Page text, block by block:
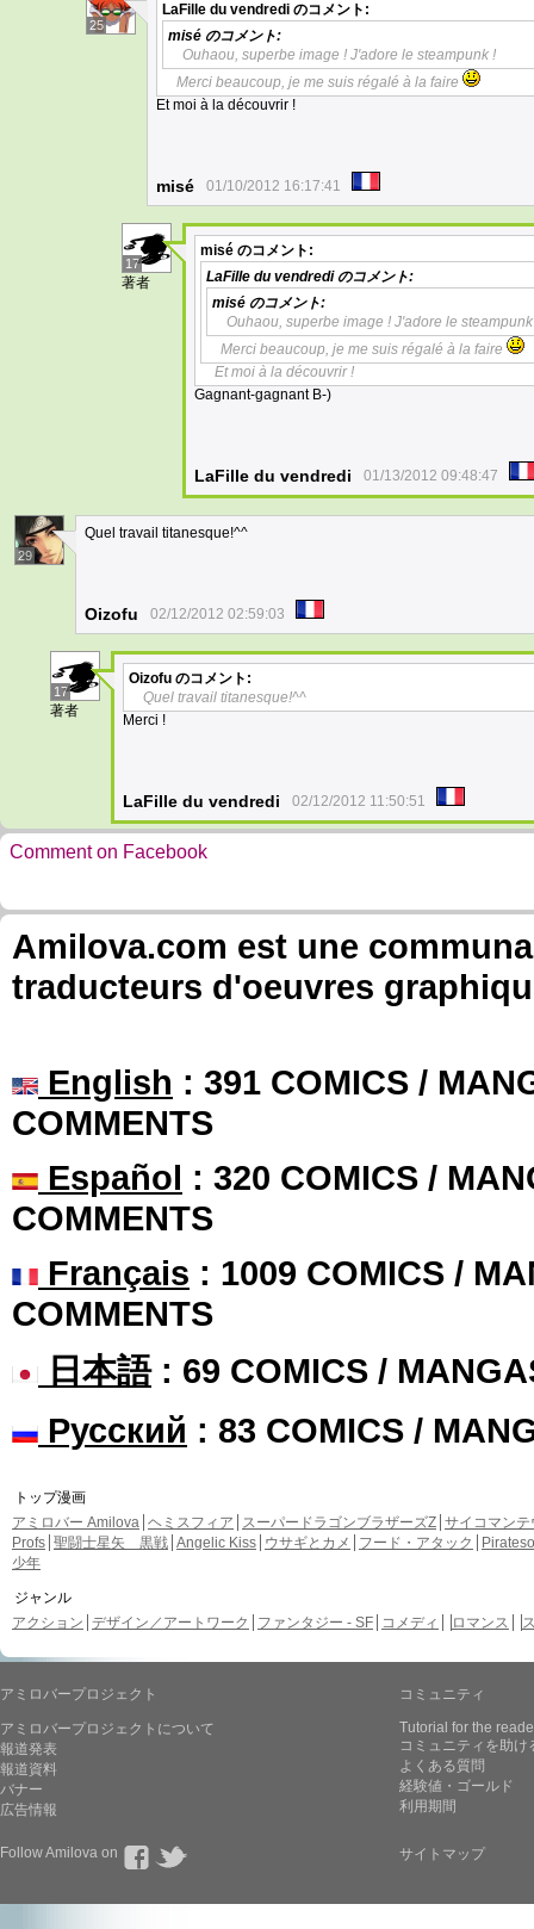
25
LaFille du vendredi のコメント:
misé のコメント:
Ouhaou, superbe image ! J'adore le steampunk !
Merci beaucoup, je me suis régalé à la faire
Et moi à la découvrir !
misé 01/10/2012 16:17:41
17
著者
misé のコメント:
LaFille du vendrediのコメント:
misé のコメント:
Ouhaou, superbe image ! J'adore le
Merci beaucoup, je me suis régalé à la faire
Et moi à la découvrir !
Gagnant-gagnant B-)
LaFille du vendredi 01/13/2012 09:48:47
29
Quel travail titanesque!^^
Oizofu 02/12/2012 02:59:03
17
著者
Oizofu のコメント:
Quel travail titanesque!^^
Merci !
LaFille du vendredi 02/12/2012 11:50:51
Comment on Facebook
Amilova.com est une
traducteurs d'oeuvres
English : 391 COMICS /
COMMENTS
Español : 320 COMICS /
COMMENTS
Français : 1009 COMICS /
COMMENTS
日本語: 69 COMICS /
Русский : 83 COMICS /
トップ漫画
アミロバー Amilova ヘミスフィア スーパードラゴンブラザーズZ サイコマンテ
Profs 聖闘士星矢 黒戦 Angelic Kiss ウサギとカメ フード・アタック
少年
ジャンル
アクション デザイン／アートワーク ファンタジー - SF コメディ ロマンス
アミロバープロジェクト
アミロバープロジェクトについて
報道発表
報道資料
バナー
広告情報
コミュニティ
Tutorial for the
コミュニティを助け
よくある質問
経験値・ゴールド
利用期間
Follow Amilova on サイトマップ